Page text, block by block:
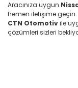
Aracınıza uygun
hemen iletişime geçin.
CTN Otomotivile
çözümleri sizleri